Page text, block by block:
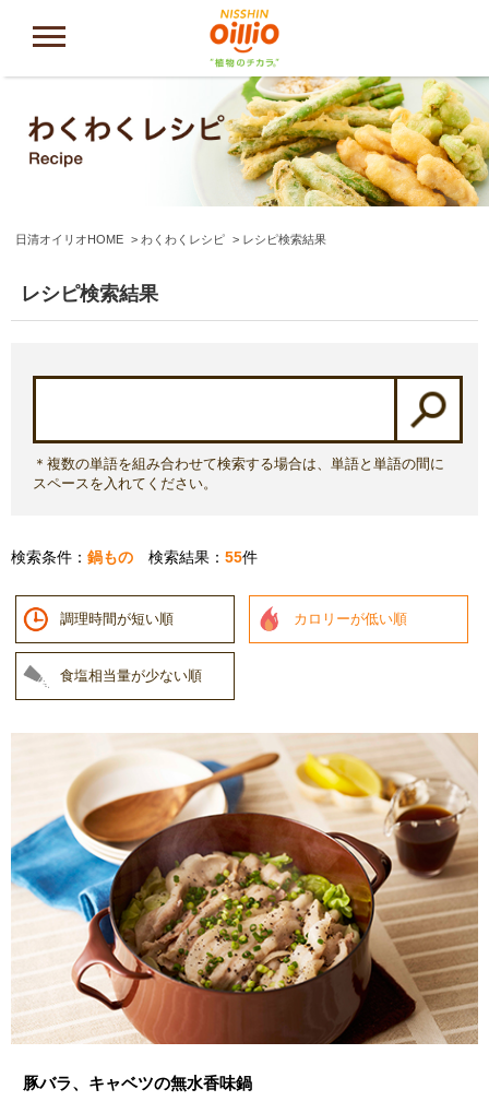
日清オイリオHOME わくわくレシピ レシピ検索結果
レシピ検索結果
＊複数の単語を組み合わせて検索する場合は、単語と単語の間に
スペースを入れてください。
検索条件： 鍋もの 検索結果： 55件
調理時間が短い順 カロリーが低い順
食塩相当量が少ない順
豚バラ、キャベツの無水香味鍋